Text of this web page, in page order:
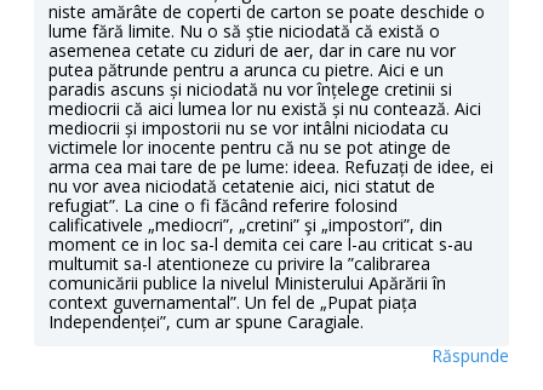
niste amărâte de coperti de carton se poate deschide o
lume fără limite. Nu o să știe niciodată că există o
asemenea cetate cu ziduri de aer, dar in care nu vor
putea pătrunde pentru a arunca cu pietre. Aici e un
paradis ascuns și niciodată nu vor înțelege cretinii si
mediocrii că aici lumea lor nu există și nu contează. Aici
mediocrii și impostorii nu se vor intâlni niciodata cu
victimele lor inocente pentru că nu se pot atinge de
arma cea mai tare de pe lume: ideea. Refuzați de idee, ei
nu vor avea niciodată cetatenie aici, nici statut de
refugiat”. La cine o fi făcând referire folosind
calificativele „mediocri”, „cretini” şi „impostori”, din
moment ce in loc sa-l demita cei care l-au criticat s-au
multumit sa-l atentioneze cu privire la ”calibrarea
comunicării publice la nivelul Ministerului Apărării în
context guvernamental”. Un fel de „Pupat piața
Independenței”, cum ar spune Caragiale.
Răspunde